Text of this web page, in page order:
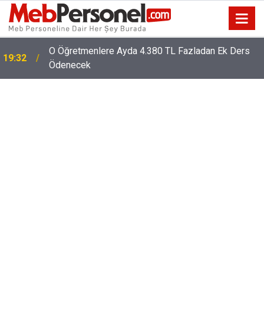
19:32
O Öğretmenlere Ayda 4.380 TL Fazladan Ek Ders
Ödenecek